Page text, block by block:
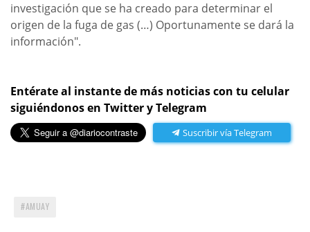
investigación que se ha creado para determinar el
origen de la fuga de gas (…) Oportunamente se dará la
información".
Entérate al instante de más noticias con tu celular
siguiéndonos en Twitter y Telegram
Suscribir vía Telegram
AMUAY